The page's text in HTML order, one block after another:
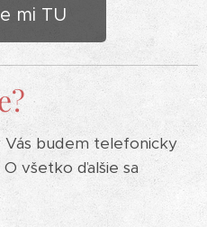
mi TU
Vás budem telefonicky
všetko ďalšie sa